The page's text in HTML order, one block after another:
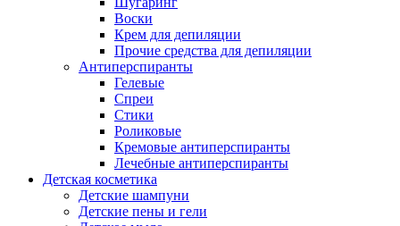
Воски
Крем для депиляции
Прочие средства для депиляции
Антиперспиранты
Гелевые
Спреи
Стики
Роликовые
Кремовые антиперспиранты
Лечебные антиперспиранты
Детская косметика
Детские шампуни
Детские пены и гели